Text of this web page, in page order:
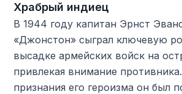
Храбрый индиец
В 1944 году капитан Эрнст
«Джонстон» сыграл ключевую
высадке армейских войск на
привлекая внимание
признания его героизма он был